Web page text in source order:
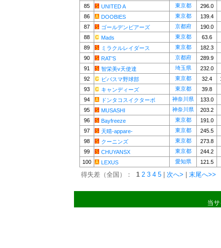
85
UNITED A 東京都
296.0
86
DOOBIES 東京都
139.4
87
ゴールデンビアーズ 京都府
190.0
88
Mads 東京都
63.6
89
ミラクルレイダース 東京都
182.3
90
RAT'S 京都府
289.9
91
智栄美v天使達 埼玉県
232.0
92
ビバスマ野球部 東京都 32.4
93
キャンディーズ 東京都
39.8
94
ドンタコスイクターボ 神奈川県
133.0
95
MUSASHI 神奈川県
203.2
96
Bayfreeze 東京都
191.0
97
天晴-appare- 東京都
245.5
98
クーニンズ 東京都
273.8
99
CHUYANSX 東京都
244.2
100
LEXUS 愛知県 121.5
得失差（全国）： 1 2 3 4 5 次へ> 末尾へ>>
当